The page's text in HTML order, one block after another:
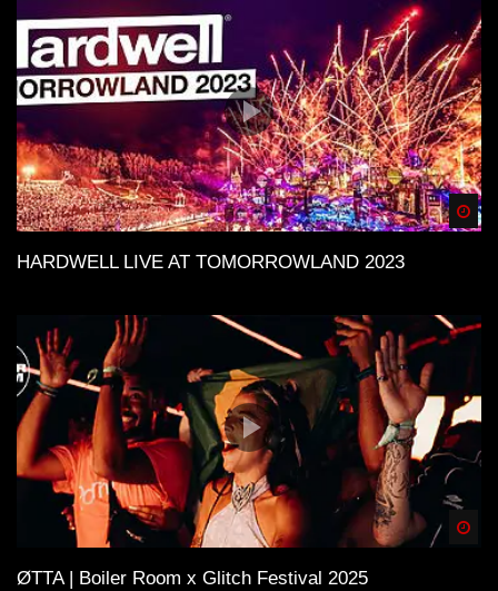
HARDWELL LIVE AT TOMORROWLAND 2023
ØTTA | Boiler Room x Glitch Festival 2025